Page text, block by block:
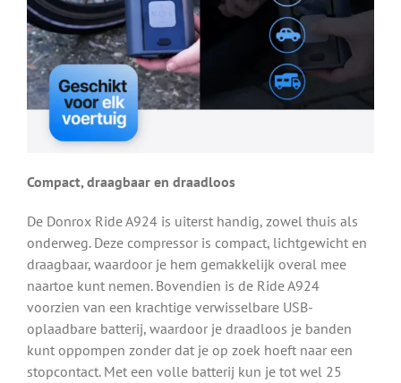
Compact, draagbaar en draadloos
De Donrox Ride A924 is uiterst handig, zowel thuis als
onderweg. Deze compressor is compact, lichtgewicht en
draagbaar, waardoor je hem gemakkelijk overal mee
naartoe kunt nemen. Bovendien is de Ride A924
voorzien van een krachtige verwisselbare USB-
oplaadbare batterij, waardoor je draadloos je banden
kunt oppompen zonder dat je op zoek hoeft naar een
stopcontact. Met een volle batterij kun je tot wel 25